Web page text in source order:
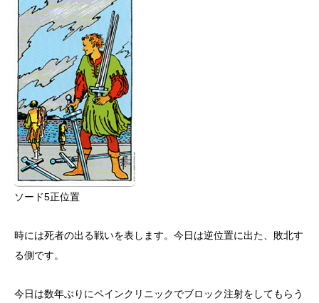
ソード5正位置
時には死者の出る戦いを表します。今日は逆位置に出た、敗北す
る側です。
今日は数年ぶりにペインクリニックでブロック注射をしてもらう